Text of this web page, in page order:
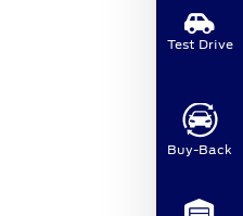
Test Drive
Buy-Back